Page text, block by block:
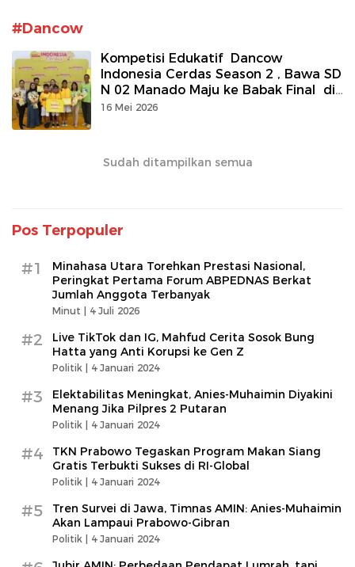
#Dancow
Kompetisi Edukatif Dancow
Indonesia Cerdas Season 2 , Bawa SD
N 02 Manado Maju ke Babak Final di
Jakarta
16 Mei 2026
Sudah ditampilkan semua
Pos Terpopuler
#1
Minahasa Utara Torehkan Prestasi Nasional,
Peringkat Pertama Forum ABPEDNAS Berkat
Jumlah Anggota Terbanyak
Minut | 4 Juli 2026
#2
Live TikTok dan IG, Mahfud Cerita Sosok Bung
Hatta yang Anti Korupsi ke Gen Z
Politik | 4 Januari 2024
#3
Elektabilitas Meningkat, Anies-Muhaimin Diyakini
Menang Jika Pilpres 2 Putaran
Politik | 4 Januari 2024
#4
TKN Prabowo Tegaskan Program Makan Siang
Gratis Terbukti Sukses di RI-Global
Politik | 4 Januari 2024
#5
Tren Survei di Jawa, Timnas AMIN: Anies-Muhaimin
Akan Lampaui Prabowo-Gibran
Politik | 4 Januari 2024